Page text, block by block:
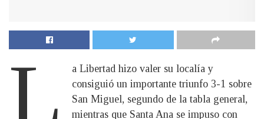
L
a Libertad hizo valer su localía y
consiguió un importante triunfo 3-1 sobre
San Miguel, segundo de la tabla general,
mientras que Santa Ana se impuso con